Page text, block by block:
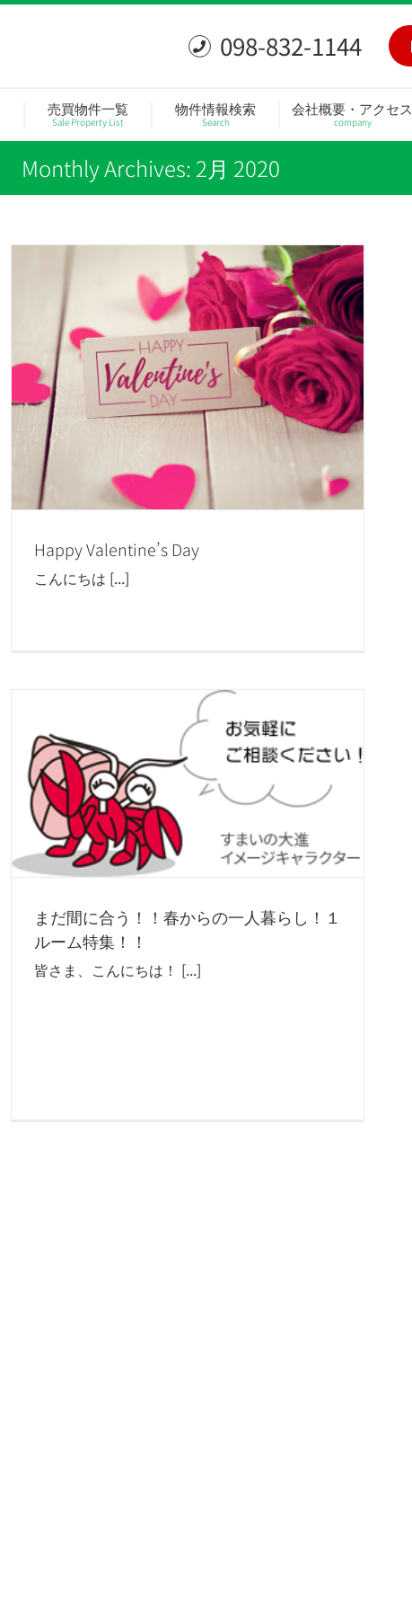
098-832-1144
売買物件一覧
Sale Property List
物件情報検索
Search
会社概要・アクセス
company
Monthly Archives: 2月 2020
Happy Valentine’s Day
こんにちは [...]
まだ間に合う！！春からの一人暮らし！１
ルーム特集！！
皆さま、こんにちは！ [...]